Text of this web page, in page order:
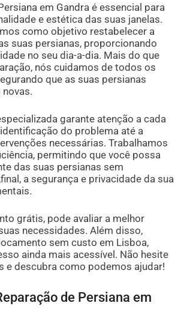
em Gandra é essencial para
e estética das suas janelas.
como objetivo restabelecer a
suas persianas, proporcionando
no seu dia-a-dia. Mais do que
nós cuidamos de todos os
que as suas persianas
garante atenção a cada
do problema até a
necessárias. Trabalhamos
permitindo que você possa
das suas persianas sem
a segurança e privacidade da sua
grátis, pode avaliar a melhor
necessidades. Além disso,
sem custo em Lisboa,
ainda mais acessível. Não hesite
e descubra como podemos ajudar!
de Persiana em